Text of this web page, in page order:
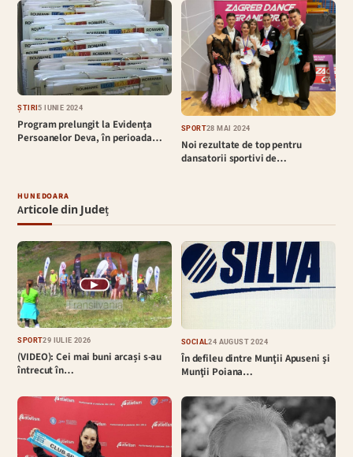
ȘTIRI5 IUNIE 2024
Program prelungit la Evidența
Persoanelor Deva, în perioada…
SPORT28 MAI 2024
Noi rezultate de top pentru
dansatorii sportivi de…
HUNEDOARA
Articole din Județ
▶
SPORT29 IULIE 2026
(VIDEO): Cei mai buni arcași s-au
întrecut în…
SOCIAL24 AUGUST 2024
În defileu dintre Munţii Apuseni şi
Munţii Poiana…